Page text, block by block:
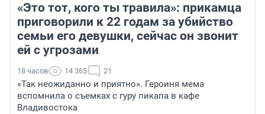
«Это тот, кого ты травила»: прикамца
приговорили к 22 годам за убийство
семьи его девушки, сейчас он звонит
ей с угрозами
18 часов 14 365 21
«Так неожиданно и приятно». Героиня мема
вспомнила о съемках с гуру пикапа в кафе
Владивостока